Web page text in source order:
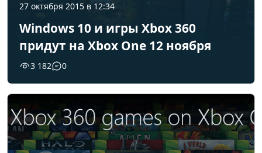
27 октября 2015 в 12:34
Windows 10 и игры Xbox 360
придут на Xbox One 12 ноября
3 182 0